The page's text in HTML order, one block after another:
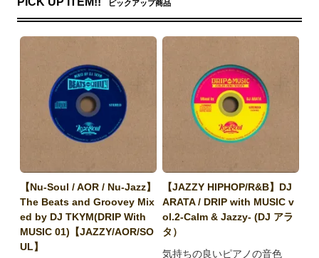
ピックアップ商品
【Nu-Soul / AOR / Nu-Jazz】
The Beats and Groovey Mix
ed by DJ TKYM(DRIP With
MUSIC 01)【JAZZY/AOR/SO
UL】
【JAZZY HIPHOP/R&B】DJ
ARATA / DRIP with MUSIC v
ol.2-Calm & Jazzy- (DJ アラ
タ）
気持ちの良いピアノの音色